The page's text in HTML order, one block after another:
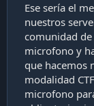
Ese sería el
nuestros
comunidad
microfono y
que hacemos
modalidad
microfono